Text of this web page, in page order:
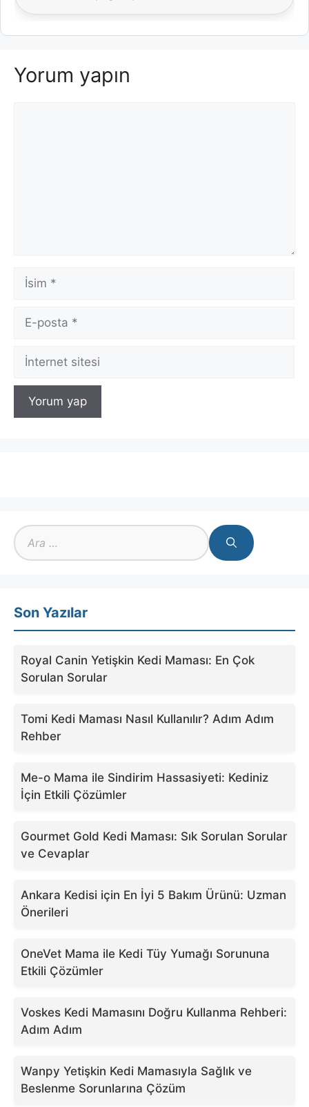
Yorum yapın
İsim
posta
İnternet
için
ara
Son Yazılar
Royal Canin Yetişkin Kedi Maması: En Çok
Sorulan Sorular
Tomi Kedi Maması Nasıl Kullanılır? Adım Adım
Rehber
Me-o Mama ile Sindirim Hassasiyeti: Kediniz
İçin Etkili Çözümler
Gourmet Gold Kedi Maması: Sık Sorulan Sorular
ve Cevaplar
Ankara Kedisi için En İyi 5 Bakım Ürünü: Uzman
Önerileri
OneVet Mama ile Kedi Tüy Yumağı Sorununa
Etkili Çözümler
Voskes Kedi Mamasını Doğru Kullanma Rehberi:
Adım Adım
Wanpy Yetişkin Kedi Mamasıyla Sağlık ve
Beslenme Sorunlarına Çözüm